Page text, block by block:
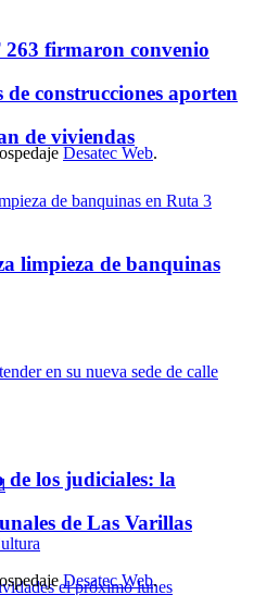
firmaron convenio
construcciones aporten
de viviendas
limpieza de banquinas
los judiciales: la
de Las Varillas
Desatec Web.
Desatec Web.